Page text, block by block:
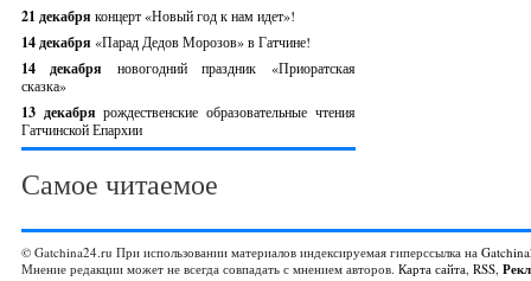
21 декабря концерт «Новый год к нам идет»!
14 декабря «Парад Дедов Морозов» в Гатчине!
14 декабря новогодний праздник «Приоратская
сказка»
13 декабрярождественские образовательные чтения
Гатчинской Епархии
Самое читаемое
© Gatchina24.ru При использовании материалов индексируемая гиперссылка на
Мнение редакции может не всегда совпадать с мнением авторов. Карта сайта, RSS,